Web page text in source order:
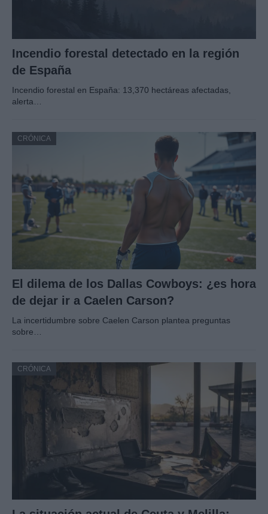
Incendio forestal detectado en la región
de España
Incendio forestal en España: 13,370 hectáreas afectadas,
alerta…
CRÓNICA
El dilema de los Dallas Cowboys: ¿es hora
de dejar ir a Caelen Carson?
La incertidumbre sobre Caelen Carson plantea preguntas
sobre…
CRÓNICA